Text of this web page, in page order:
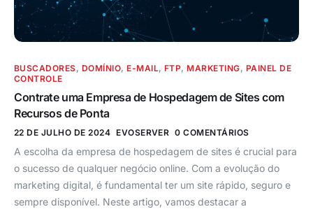
BUSCADORES, DOMÍNIO,E-MAIL, FTP,MARKETING, PAINEL DE
CONTROLE
Contrate uma Empresa de Hospedagem de Sites com
Recursos de Ponta
22 DE JULHO DE 2024 EVOSERVER 0 COMENTÁRIOS
A escolha da empresa de hospedagem de sites é crucial para
o sucesso de qualquer negócio online. Com a evolução do
marketing digital, é fundamental ter um site rápido, seguro e
sempre disponível. Neste artigo, vamos destacar a